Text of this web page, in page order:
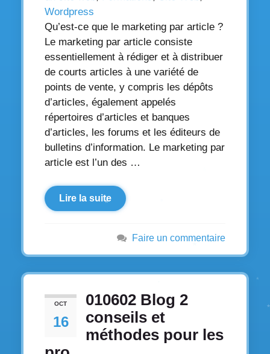
Wordpress
Qu’est-ce que le marketing par article ?
Le marketing par article consiste
essentiellement à rédiger et à distribuer
de courts articles à une variété de
points de vente, y compris les dépôts
d’articles, également appelés
répertoires d’articles et banques
d’articles, les forums et les éditeurs de
bulletins d’information. Le marketing par
article est l’un des …
Lire la suite
Faire un commentaire
OCT
16
010602 Blog 2
conseils et
méthodes pour les